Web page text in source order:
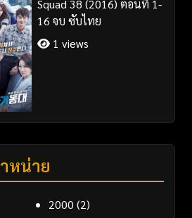
Squad 38 (2016) ตอนที่ 1-
16 จบ ซับไทย
1 views
หน่าย
2000 (2)